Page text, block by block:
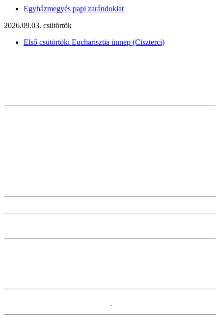
Egyházmegyés papi zarándoklat
2026.09.03. csütörtök
Első csütörtöki Eucharisztia ünnep (Ciszterci)